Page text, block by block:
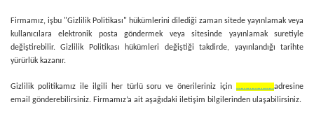
Firmamız, işbu "Gizlilik Politikası" hükümlerini dilediği zaman sitede yayınlamak veya
kullanıcılara elektronik posta göndermek veya sitesinde yayınlamak suretiyle
değiştirebilir. Gizlilik Politikası hükümleri değiştiği takdirde, yayınlandığı tarihte
yürürlük kazanır.
Gizlilik politikamız ile ilgili her türlü soru ve önerileriniz için ………………..adresine
email gönderebilirsiniz. Firmamız’a ait aşağıdaki iletişim bilgilerinden ulaşabilirsiniz.